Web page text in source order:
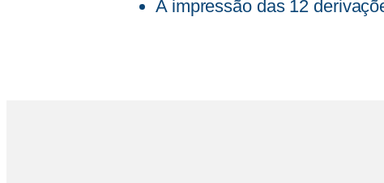
A impressão das 12